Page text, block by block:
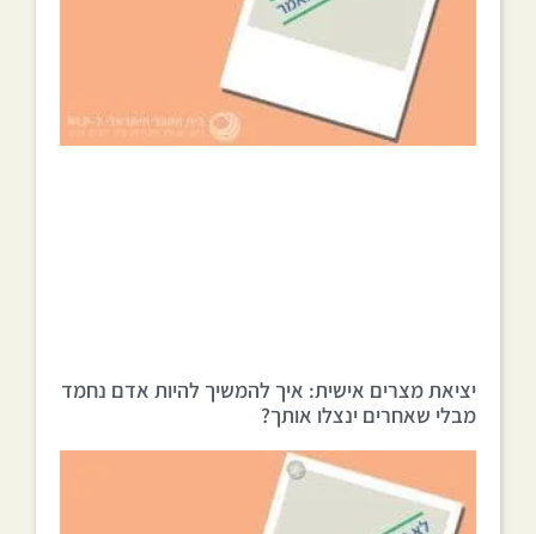
יציאת מצרים אישית: איך להמשיך להיות אדם נחמד
מבלי שאחרים ינצלו אותך?